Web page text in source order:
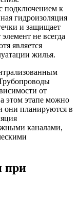
подключением к
гидроизоляция
и защищает
не всегда
является
жилья.​
от
этом этапе можно
они планируются в
каналами,
при